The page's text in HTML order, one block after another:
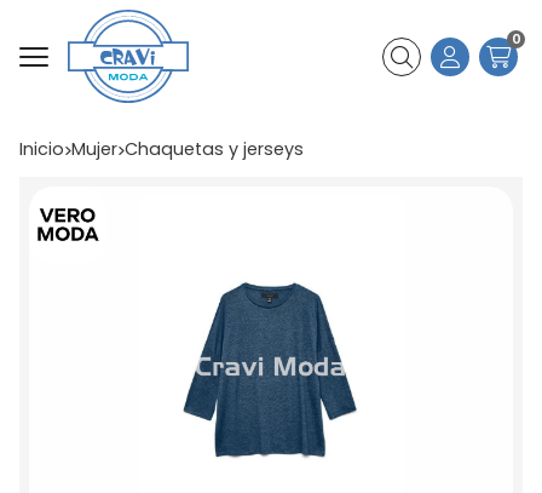
Buscar
0
Inicio mujer chaquetas y jerseys